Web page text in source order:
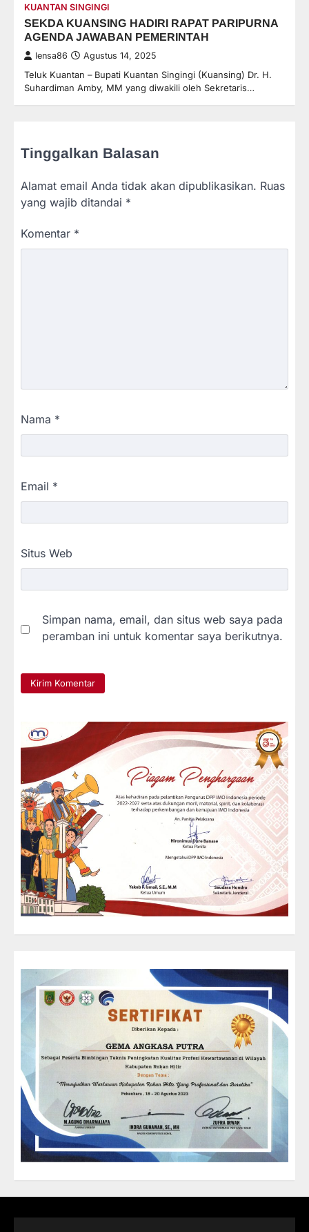
KUANTAN SINGINGI
SEKDA KUANSING HADIRI RAPAT PARIPURNA
AGENDA JAWABAN PEMERINTAH
lensa86 Agustus 14, 2025
Teluk Kuantan – Bupati Kuantan Singingi (Kuansing) Dr. H.
Suhardiman Amby, MM yang diwakili oleh Sekretaris…
Tinggalkan Balasan
Alamat email Anda tidak akan dipublikasikan. Ruas
yang wajib ditandai *
Komentar *
Nama *
Email *
Situs Web
Simpan nama, email, dan situs web saya pada
peramban ini untuk komentar saya berikutnya.